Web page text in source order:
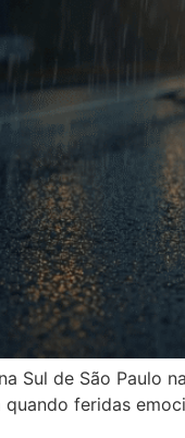
Sul de São Paulo
feridas